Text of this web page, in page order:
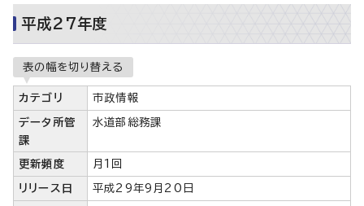
平成27年度
表の幅を切り替える
カテゴリ 市政情報
データ所管
課
水道部総務課
更新頻度 月1回
リリース日 平成29年9月20日